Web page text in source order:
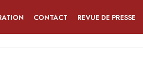
CONTACT REVUE DE PRESSE